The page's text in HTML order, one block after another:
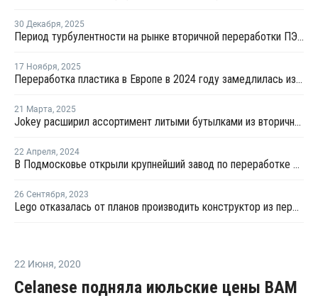
30 Декабря, 2025
Период турбулентности на рынке вторичной переработки ПЭТ в США продолжится в 2026 году
17 Ноября, 2025
Переработка пластика в Европе в 2024 году замедлилась из-за роста импорта и слабого спроса
21 Марта, 2025
Jokey расширил ассортимент литыми бутылками из вторичного ПЭТ
22 Апреля, 2024
В Подмосковье открыли крупнейший завод по переработке пластика
26 Сентября, 2023
Lego отказалась от планов производить конструктор из переработанного пластика
22 Июня, 2020
Celanese подняла июльские цены ВАМ